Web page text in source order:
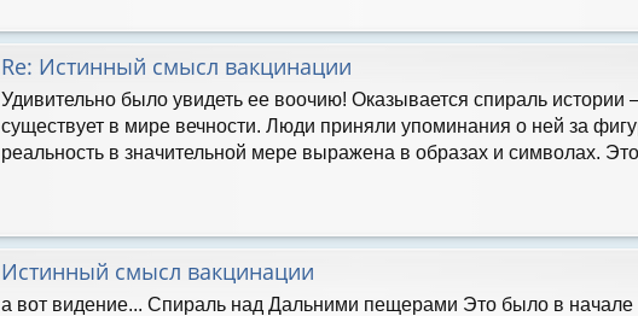
Re: Истинный смысл вакцинации
Удивительно было увидеть ее воочию! Оказывается спираль
существует в мире вечности. Люди приняли упоминания о ней за
реальность в значительной мере выражена в образах и символах.
Истинный смысл вакцинации
а вот видение... Спираль над Дальними пещерами Это было в